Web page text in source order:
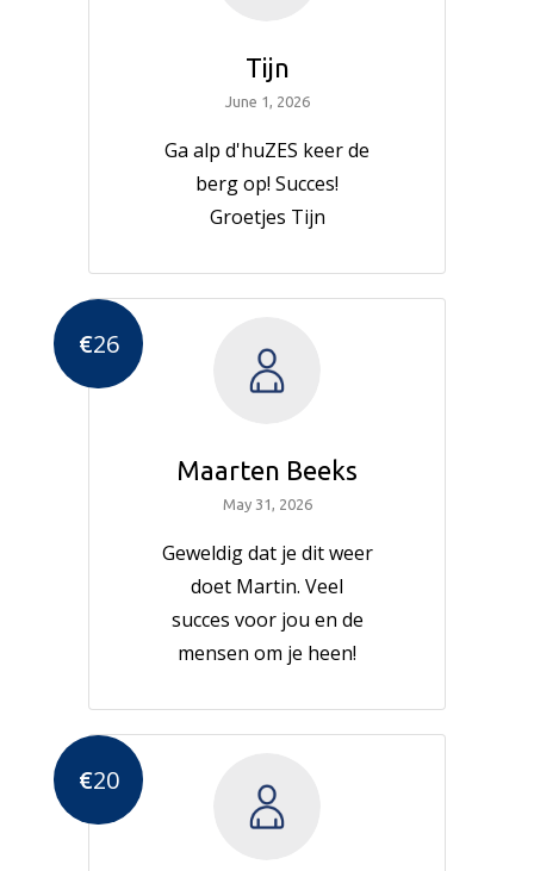
Tijn
June 1, 2026
Ga alp d'huZES keer de
berg op! Succes!
Groetjes Tijn
€26
Maarten Beeks
May 31, 2026
Geweldig dat je dit weer
doet Martin. Veel
succes voor jou en de
mensen om je heen!
€20